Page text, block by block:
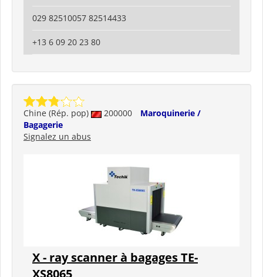
029 82510057 82514433
+13 6 09 20 23 80
Chine (Rép. pop) 200000
Maroquinerie /
Bagagerie
Signalez un abus
X - ray scanner à bagages TE-